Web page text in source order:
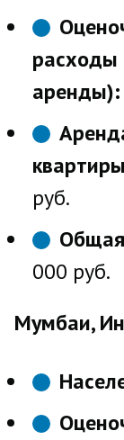
расходы
аренды):
руб.
000 руб.
Мумбаи,